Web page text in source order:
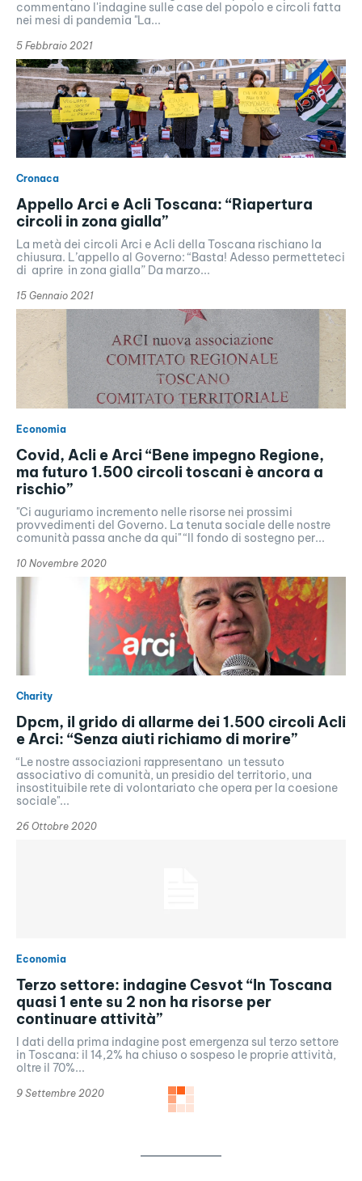
commentano l'indagine sulle case del popolo e circoli fatta
nei mesi di pandemia "La...
5 Febbraio 2021
Cronaca
Appello Arci e Acli Toscana: “Riapertura
circoli in zona gialla”
La metà dei circoli Arci e Acli della Toscana rischiano la
chiusura. L’appello al Governo: “Basta! Adesso permetteteci
di aprire in zona gialla” Da marzo...
15 Gennaio 2021
Economia
Covid, Acli e Arci “Bene impegno Regione,
ma futuro 1.500 circoli toscani è ancora a
rischio”
"Ci auguriamo incremento nelle risorse nei prossimi
provvedimenti del Governo. La tenuta sociale delle nostre
comunità passa anche da qui" “Il fondo di sostegno per...
10 Novembre 2020
Charity
Dpcm, il grido di allarme dei 1.500 circoli Acli
e Arci: “Senza aiuti richiamo di morire”
“Le nostre associazioni rappresentano un tessuto
associativo di comunità, un presidio del territorio, una
insostituibile rete di volontariato che opera per la coesione
sociale"...
26 Ottobre 2020
Economia
Terzo settore: indagine Cesvot “In Toscana
quasi 1 ente su 2 non ha risorse per
continuare attività”
I dati della prima indagine post emergenza sul terzo settore
in Toscana: il 14,2% ha chiuso o sospeso le proprie attività,
oltre il 70%...
9 Settembre 2020